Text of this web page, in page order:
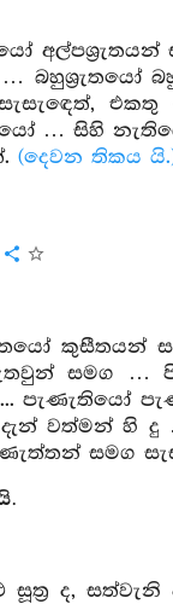
අල්පශ්‍රැතයන්
බහුශ්‍රැතයෝ
… සිහි
(දෙවන තිකය
කුසීතයන්
සමග …
වත්මන් හි
සමග
ද,